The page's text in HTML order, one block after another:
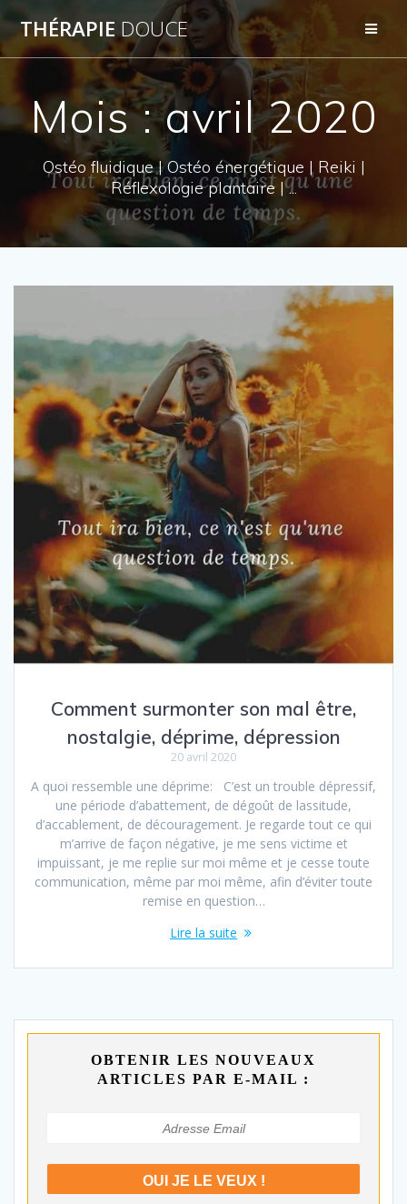
Skip
content
THÉRAPIEDOUCE
Mois : avril 2020
Ostéo fluidique | Ostéo énergétique | Reiki |
Réflexologie plantaire | ...
Comment surmonter son mal être,
nostalgie, déprime, dépression
20 avril 2020
A quoi ressemble une déprime: C’est un trouble dépressif,
une période d’abattement, de dégoût de lassitude,
d’accablement, de découragement. Je regarde tout ce qui
m’arrive de façon négative, je me sens victime et
impuissant, je me replie sur moi même et je cesse toute
communication, même par moi même, afin d’éviter toute
remise en question…
Lire la suite
OBTENIR LES NOUVEAUX
ARTICLES PAR E-MAIL :
47